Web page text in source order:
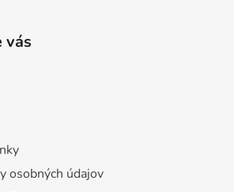
vás
osobných údajov